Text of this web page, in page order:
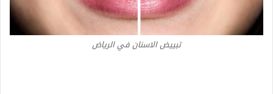
تبييض الاسنان في الرياض